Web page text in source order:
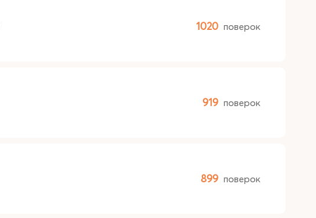
1020 поверок
919 поверок
899 поверок